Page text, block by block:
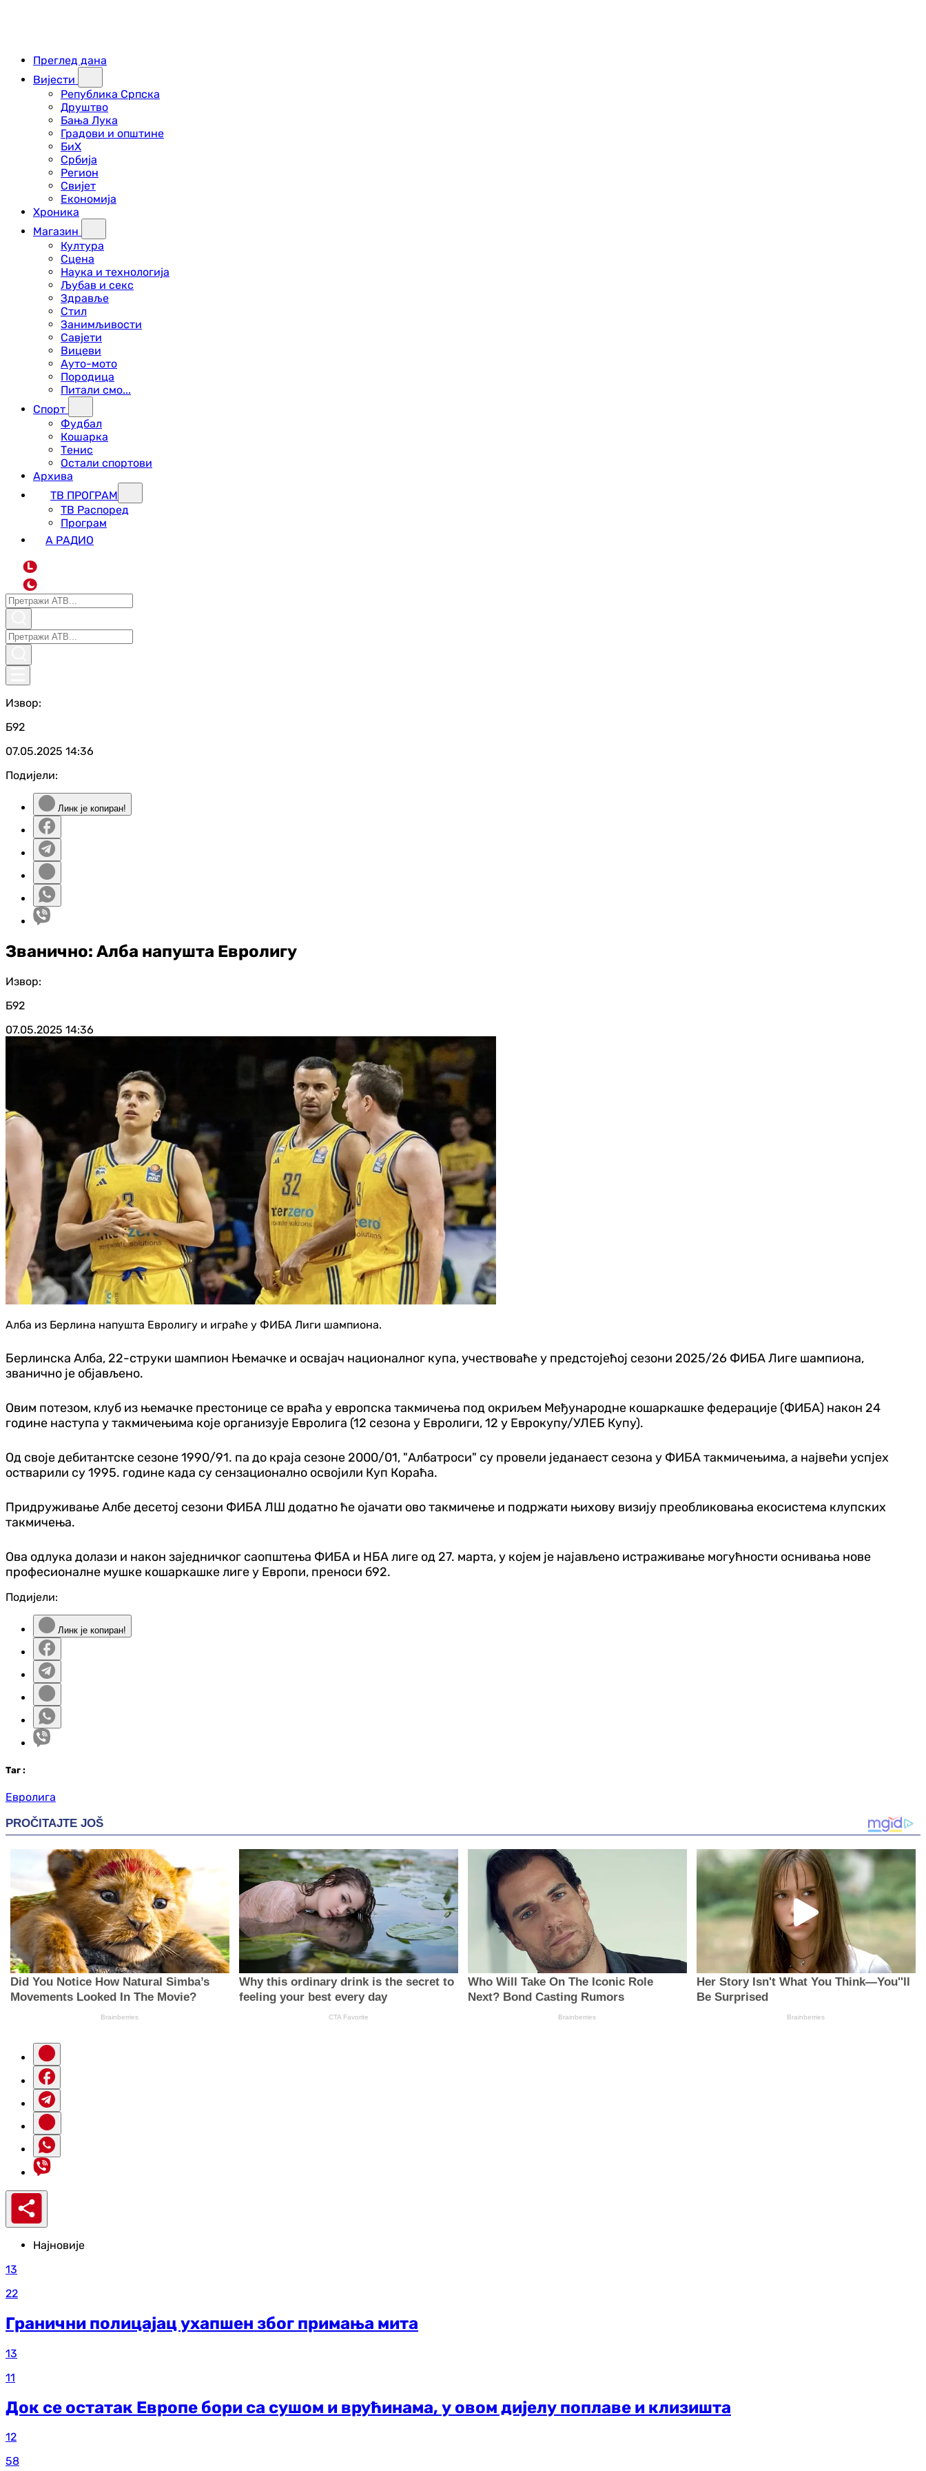
Преглед дана
Вијести
Република Српска
Друштво
Бања Лука
Градови и општине
БиХ
Србија
Регион
Свијет
Економија
Хроника
Магазин
Култура
Сцена
Наука и технологија
Љубав и секс
Здравље
Стил
Занимљивости
Савјети
Вицеви
Ауто-мото
Породица
Питали смо...
Спорт
Фудбал
Кошарка
Тенис
Остали спортови
Архива
ТВ ПРОГРАМ
ТВ Распоред
Програм
А РАДИО
L
Извор:
Б92
07.05.2025 14:36
Подијели:
Линк је копиран!
Званично: Алба напушта Евролигу
Извор:
Б92
07.05.2025 14:36
Алба из Берлина напушта Евролигу и играће у ФИБА Лиги шампиона.
Берлинска Алба, 22-струки шампион Њемачке и освајач националног купа, учествоваће у предстојећој сезони 2025/26 ФИБА Лиге шампиона,
званично је објављено.
Овим потезом, клуб из њемачке престонице се враћа у европска такмичења под окриљем Међународне кошаркашке федерације (ФИБА) након 24
године наступа у такмичењима које организује Евролига (12 сезона у Евролиги, 12 у Еврокупу/УЛЕБ Купу).
Од своје дебитантске сезоне 1990/91. па до краја сезоне 2000/01, "Албатроси" су провели једанаест сезона у ФИБА такмичењима, а највећи успјех
остварили су 1995. године када су сензационално освојили Куп Кораћа.
Придруживање Албе десетој сезони ФИБА ЛШ додатно ће ојачати ово такмичење и подржати њихову визију преобликовања екосистема клупских
такмичења.
Ова одлука долази и након заједничког саопштења ФИБА и НБА лиге од 27. марта, у којем је најављено истраживање могућности оснивања нове
професионалне мушке кошаркашке лиге у Европи, преноси б92.
Подијели:
Линк је копиран!
Таг :
Евролига
Најновије
13
22
Гранични полицајац ухапшен због примања мита
13
11
Док се остатак Европе бори са сушом и врућинама, у овом дијелу поплаве и клизишта
12
58